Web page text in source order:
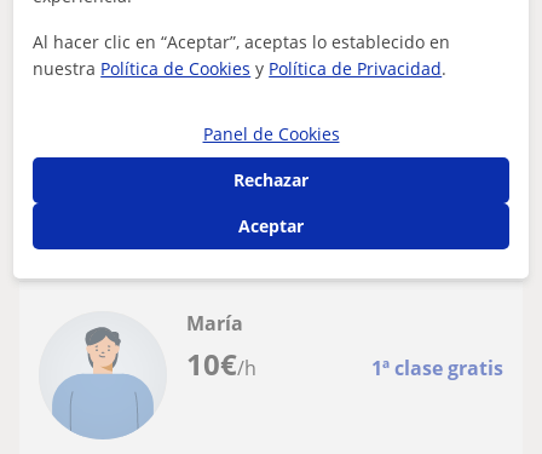
Profesora de primaria, musica y
valenciano
Maestra de primaria y música. Clases de valenciano
10€/h 1ª clase gratis
María
Al hacer clic en “Aceptar”, aceptas lo establecido en
nuestra Política de Cookies y Política de Privacidad.
Panel de Cookies
Rechazar
Aceptar